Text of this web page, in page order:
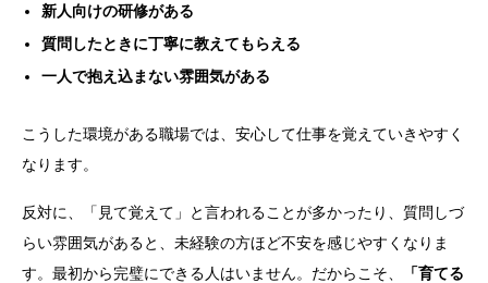
新人向けの研修がある
質問したときに丁寧に教えてもらえる
一人で抱え込まない雰囲気がある
こうした環境がある職場では、安心して仕事を覚えていきやすく
なります。
反対に、「見て覚えて」と言われることが多かったり、質問しづ
らい雰囲気があると、未経験の方ほど不安を感じやすくなりま
す。最初から完璧にできる人はいません。だからこそ、
「育てる